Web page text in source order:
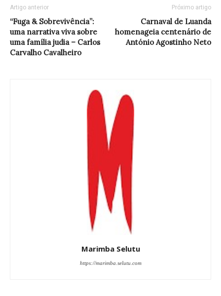
Artigo anterior
“Fuga & Sobrevivência”:
uma narrativa viva sobre
uma família judia – Carlos
Carvalho Cavalheiro
Próximo artigo
Carnaval de Luanda
homenageia centenário de
António Agostinho Neto
Marimba Selutu
https://marimba.selutu.com